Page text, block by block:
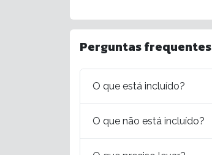
Perguntas frequentes
O que está incluído?
O que não está incluído?